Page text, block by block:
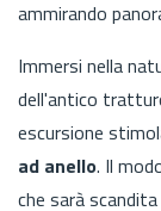
ammirando
Immersi nella
dell'antico
escursione
ad anello. Il
che sarà